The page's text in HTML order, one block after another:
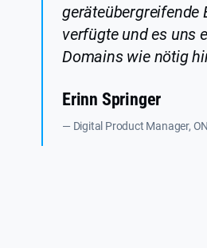
verfügte und es uns
Domains wie nötig
Erinn Springer
— Digital Product Manager,